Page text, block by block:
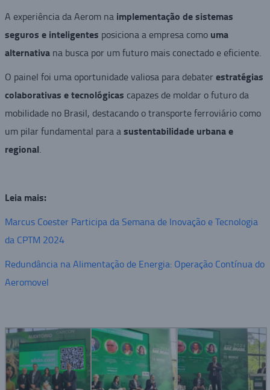
A experiência da Aerom na implementação de sistemas
seguros e inteligentes posiciona a empresa como uma
alternativana busca por um futuro mais conectado e eficiente.
O painel foi uma oportunidade valiosa para debaterestratégias
colaborativas e tecnológicas capazes de moldar o futuro da
mobilidade no Brasil, destacando o transporte ferroviário como
um pilar fundamental para asustentabilidade urbana e
regional.
Leia mais:
Marcus Coester Participa da Semana de Inovação e Tecnologia
da CPTM 2024
Redundância na Alimentação de Energia: Operação Contínua do
Aeromovel